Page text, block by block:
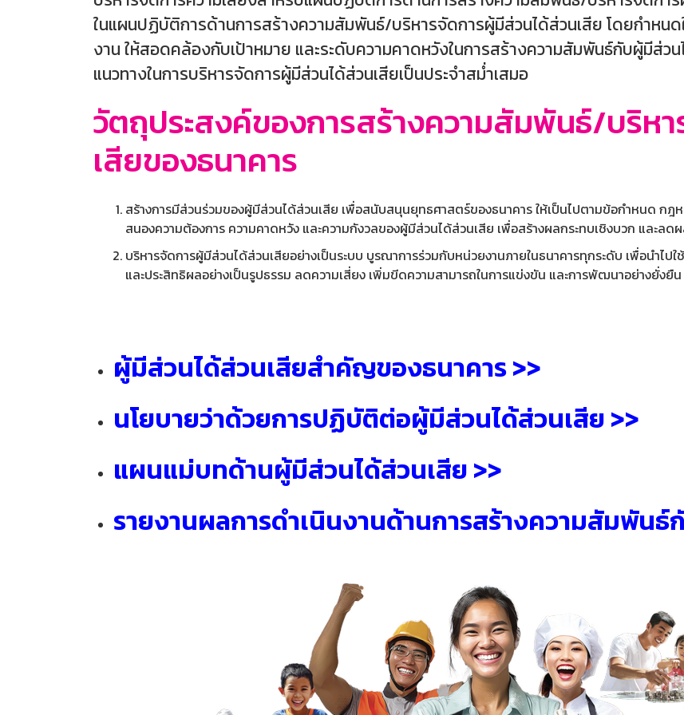
ในแผนปฏิบัติการด้านการสร้างความสัมพันธ์/บริหารจัดการผู้มีส่วนได้ส่วนเสีย โดยกำหน
งาน ให้สอดคล้องกับเป้าหมาย และระดับความคาดหวังในการสร้างความสัมพันธ์กับผู้มีส่ว
แนวทางในการบริหารจัดการผู้มีส่วนได้ส่วนเสียเป็นประจำสม่ำเสมอ
วัตถุประสงค์ของการสร้างความสัมพันธ์/บริห
เสียของธนาคาร
สร้างการมีส่วนร่วมของผู้มีส่วนได้ส่วนเสีย เพื่อสนับสนุนยุทธศาสตร์ของธนาคาร ให้เป็นไปตามข้อกำหนด กฎ
สนองความต้องการ ความคาดหวัง และความกังวลของผู้มีส่วนได้ส่วนเสีย เพื่อสร้างผลกระทบเชิงบวก และลด
บริหารจัดการผู้มีส่วนได้ส่วนเสียอย่างเป็นระบบ บูรณาการร่วมกับหน่วยงานภายในธนาคารทุกระดับ เพื่อนำไป
และประสิทธิผลอย่างเป็นรูปธรรม ลดความเสี่ยง เพิ่มขีดความสามารถในการแข่งขัน และการพัฒนาอย่างยั่งยืน
ผู้มีส่วนได้ส่วนเสียสำคัญของธนาคาร >>
นโยบายว่าด้วยการปฏิบัติต่อผู้มีส่วนได้ส่วนเสีย >>
แผนแม่บทด้านผู้มีส่วนได้ส่วนเสีย >>
รายงานผลการดำเนินงานด้านการสร้างความสัมพัน